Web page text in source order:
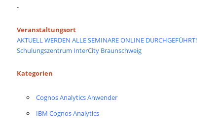
-
Veranstaltungsort
AKTUELL WERDEN ALLE SEMINARE ONLINE DURCHGEFÜHRT!
Schulungszentrum InterCity Braunschweig
Kategorien
Cognos Analytics Anwender
IBM Cognos Analytics